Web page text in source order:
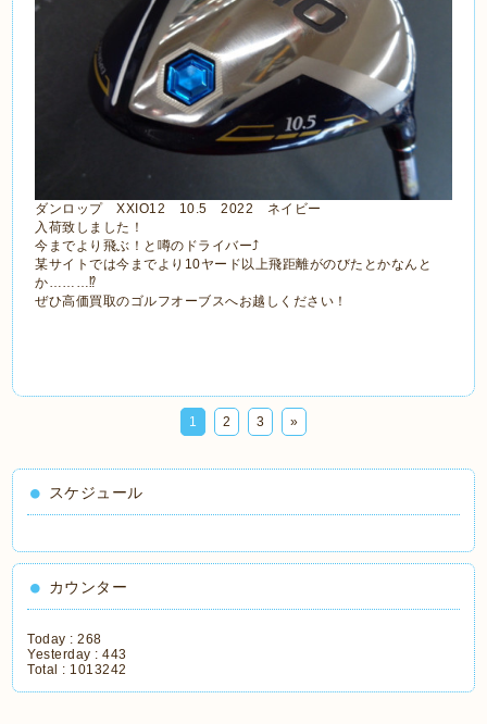
ダンロップ XXIO12 10.5 2022 ネイビー
入荷致しました！
今までより飛ぶ！と噂のドライバー⤴
某サイトでは今までより10ヤード以上飛距離がのびたとかなんと
か………⁉
ぜひ高価買取のゴルフオーブスへお越しください！
1 2 3 »
スケジュール
カウンター
Today :268
Yesterday :443
Total : 1013242